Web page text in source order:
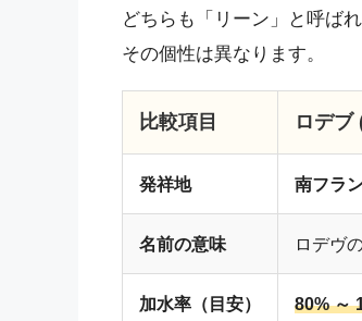
どちらも「リーン」と呼ば
その個性は異なります。
比較項目 ロデ
発祥地 南フラ
名前の意味 ロデヴ
加水率（目安） 80% ～